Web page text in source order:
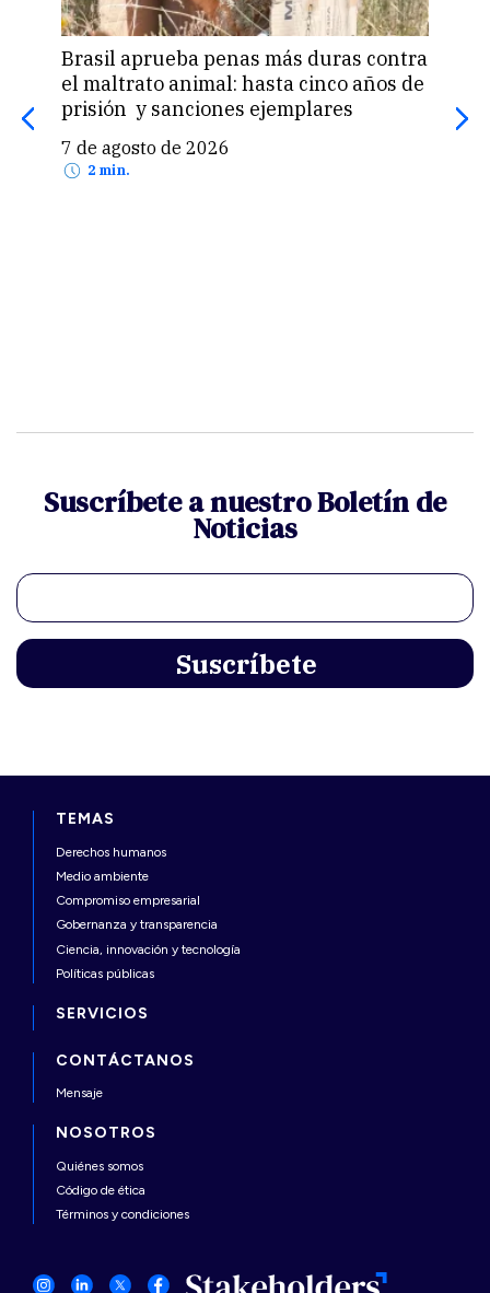
Brasil aprueba penas más duras contra
el maltrato animal: hasta cinco años de
prisión y sanciones ejemplares
7 de agosto de 2026
2 min.
Suscríbete a nuestro Boletín de
Noticias
TEMAS
Derechos humanos
Medio ambiente
Compromiso empresarial
Gobernanza y transparencia
Ciencia, innovación y tecnología
Políticas públicas
SERVICIOS
CONTÁCTANOS
Mensaje
NOSOTROS
Quiénes somos
Código de ética
Términos y condiciones